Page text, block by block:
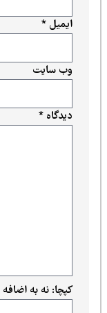
دیدگاه*
ایمیل*
وب‌ سایت
کپچا: نه به اضافه